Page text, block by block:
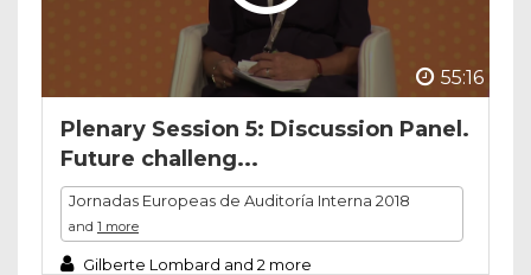
55:16
Plenary Session 5: Discussion Panel.
Future challeng...
Jornadas Europeas de Auditoría Interna 2018
and 1 more
Gilberte Lombard and 2 more